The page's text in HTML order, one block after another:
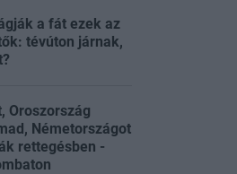
a fát ezek az
tévúton járnak,
Oroszország
Németországot
rettegésben -